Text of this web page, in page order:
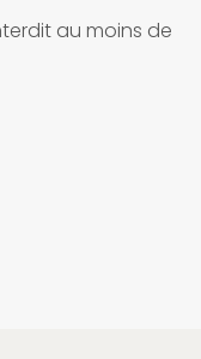
au moins de